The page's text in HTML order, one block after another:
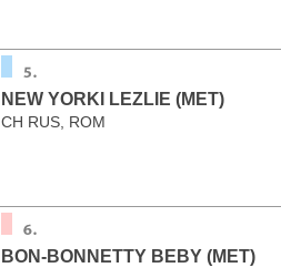
NEW YORKI LEZLIE (MET)
CH RUS, ROM
BON-BONNETTY BEBY (MET)